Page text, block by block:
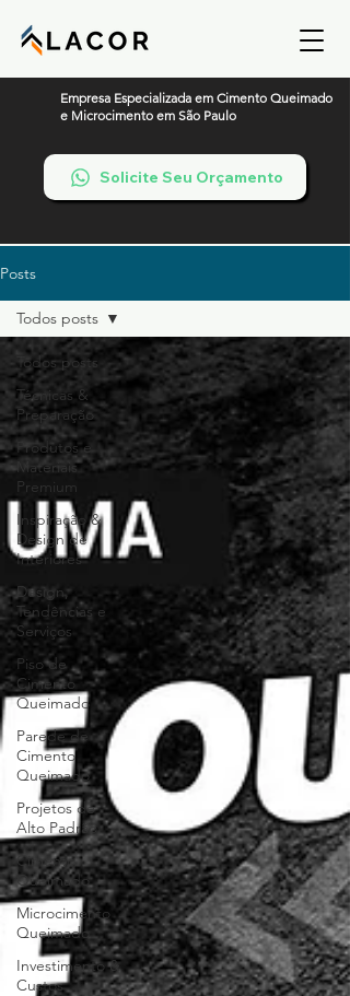
Empresa Especializada em Cimento Queimado
e Microcimento em São Paulo
Solicite Seu Orçamento
Posts
Todos posts
Técnicas &
Preparação
Produtos e
Materiais
Premium
Inspiração &
Design de
Interiores
Design,
Tendências e
Serviços
Piso de
Cimento
Queimado
Parede de
Cimento
Queimado
Projetos de
Alto Padrão
Cimento
Queimado
Microcimento
Queimado
Investimento &
Custos
Todos posts